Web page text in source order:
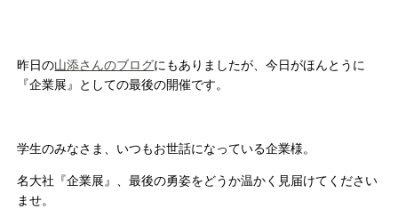
昨日の山添さんのブログにもありましたが、今日がほんとうに
『企業展』としての最後の開催です。
学生のみなさま、いつもお世話になっている企業様。
名大社『企業展』、最後の勇姿をどうか温かく見届けてください
ませ。